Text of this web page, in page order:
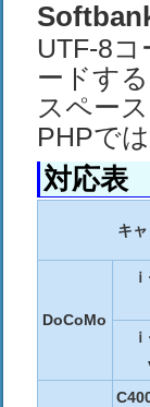
UTF-8
ードする
スペー
PHPで
対応表
キ
DoCoMo